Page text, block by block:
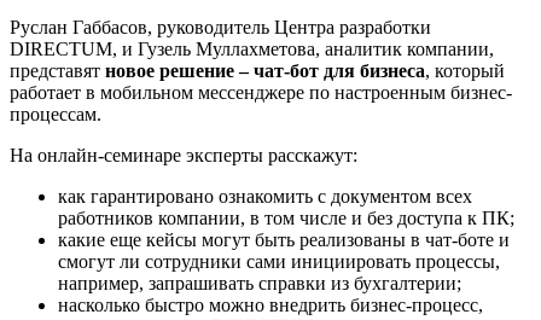
Руслан Габбасов, руководитель Центра разработки
DIRECTUM, и Гузель Муллахметова, аналитик компании,
представят новое решение – чат-бот для бизнеса, который
работает в мобильном мессенджере по настроенным бизнес-
процессам.
На онлайн-семинаре эксперты расскажут:
как гарантировано ознакомить с документом всех
работников компании, в том числе и без доступа к ПК;
какие еще кейсы могут быть реализованы в чат-боте и
смогут ли сотрудники сами инициировать процессы,
например, запрашивать справки из бухгалтерии;
насколько быстро можно внедрить бизнес-процесс,